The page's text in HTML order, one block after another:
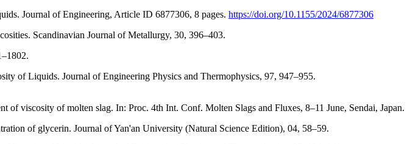
Journal of Engineering, Article ID 6877306, 8 pages. https://doi.org/10.1155/2024/6877306
Scandinavian Journal of Metallurgy, 30, 396–403.
of Liquids. Journal of Engineering Physics and Thermophysics, 97, 947–955.
of viscosity of molten slag. In: Proc. 4th Int. Conf. Molten Slags and Fluxes, 8–11 June, Sendai, Japan.
of glycerin. Journal of Yan'an University (Natural Science Edition), 04, 58–59.